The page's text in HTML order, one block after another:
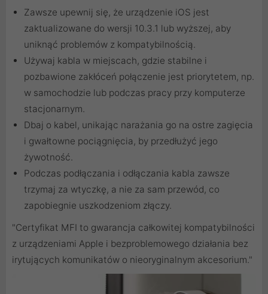
Zawsze upewnij się, że urządzenie iOS jest
zaktualizowane do wersji 10.3.1 lub wyższej, aby
uniknąć problemów z kompatybilnością.
Używaj kabla w miejscach, gdzie stabilne i
pozbawione zakłóceń połączenie jest priorytetem, np.
w samochodzie lub podczas pracy przy komputerze
stacjonarnym.
Dbaj o kabel, unikając narażania go na ostre zagięcia
i gwałtowne pociągnięcia, by przedłużyć jego
żywotność.
Podczas podłączania i odłączania kabla zawsze
trzymaj za wtyczkę, a nie za sam przewód, co
zapobiegnie uszkodzeniom złączy.
"Certyfikat MFI to gwarancja całkowitej kompatybilności
z urządzeniami Apple i bezproblemowego działania bez
irytujących komunikatów o nieoryginalnym akcesorium."